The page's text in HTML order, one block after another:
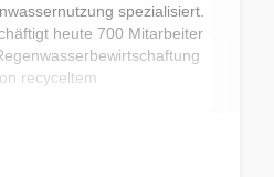
spezialisiert.
heute 700 Mitarbeiter
recyceltem